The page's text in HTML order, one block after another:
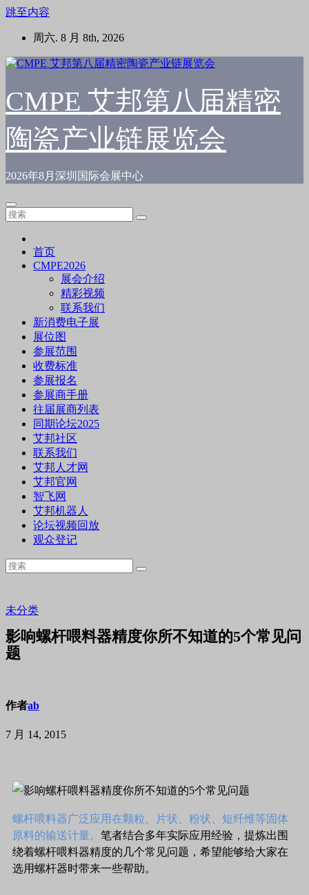
跳至内容
周六. 8 月 8th, 2026
CMPE 艾邦第八届精密
陶瓷产业链展览会
2026年8月深圳国际会展中心
首页
CMPE2026
展会介绍
精彩视频
联系我们
新消费电子展
展位图
参展范围
收费标准
参展报名
参展商手册
往届展商列表
同期论坛2025
艾邦社区
联系我们
艾邦人才网
艾邦官网
智飞网
艾邦机器人
论坛视频回放
观众登记
未分类
影响螺杆喂料器精度你所不知道的5个常见问
题
作者ab
7 月 14, 2015
螺杆喂料器广泛应用在颗粒、片状、粉状、短纤维等固体
原料的输送计量。 笔者结合多年实际应用经验，提炼出围
绕着螺杆喂料器精度的几个常见问题，希望能够给大家在
选用螺杆器时带来一些帮助。